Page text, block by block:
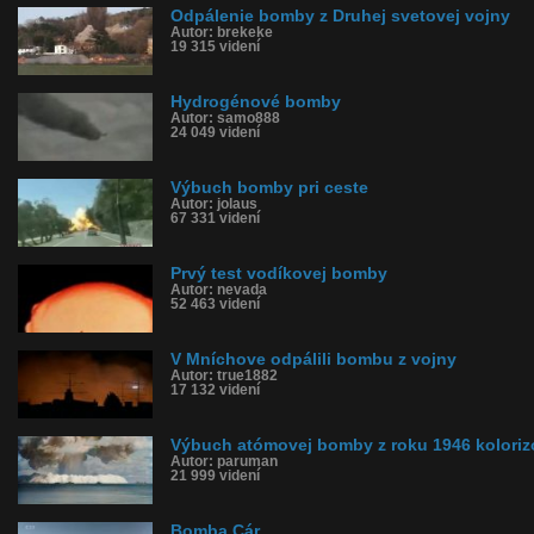
Odpálenie bomby z Druhej svetovej vojny
Autor: brekeke
19 315 videní
Hydrogénové bomby
Autor: samo888
24 049 videní
Výbuch bomby pri ceste
Autor: jolaus
67 331 videní
Prvý test vodíkovej bomby
Autor: nevada
52 463 videní
V Mníchove odpálili bombu z vojny
Autor: true1882
17 132 videní
Výbuch atómovej bomby z roku 1946
Autor: paruman
21 999 videní